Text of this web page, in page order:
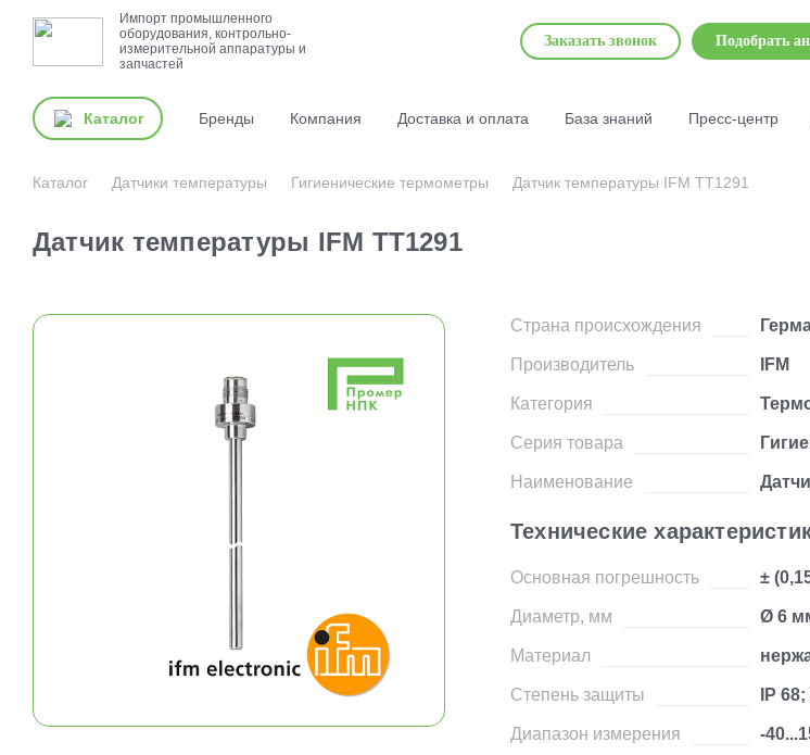
Импорт промышленного
оборудования, контрольно-
измерительной аппаратуры и
запчастей
Заказать звонок Подобрать
Каталог Бренды Компания Доставка и оплата База знаний Пресс-центр
Каталог Датчики температуры Гигиенические термометры Датчик температуры IFM TT1291
Датчик температуры IFM TT1291
Страна происхождения
Производитель IFM
Категория
Серия товара
Наименование
Технические
Основная погрешность ±
Диаметр, мм Ø 6
Материал
Степень защиты IP
Диапазон измерения -